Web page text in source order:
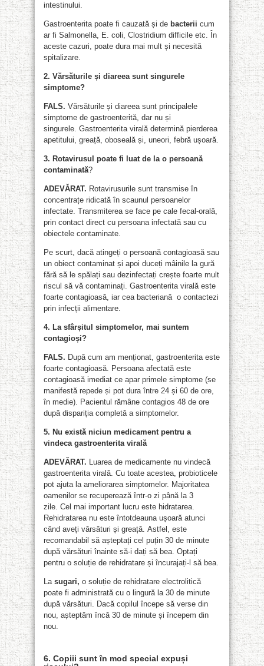
intestinului.
Gastroenterita poate fi cauzată și de bacterii cum
ar fi Salmonella, E. coli, Clostridium difficile etc. În
aceste cazuri, poate dura mai mult și necesită
spitalizare.
2. Vărsăturile și diareea sunt singurele
simptome?
FALS. Vărsăturile și diareea sunt principalele
simptome de gastroenterită, dar nu și
singurele. Gastroenterita virală determină pierderea
apetitului, greață, oboseală și, uneori, febră ușoară.
3. Rotavirusul poate fi luat de la o persoană
contaminată?
ADEVĂRAT. Rotavirusurile sunt transmise în
concentrațe ridicată în scaunul persoanelor
infectate. Transmiterea se face pe cale fecal-orală,
prin contact direct cu persoana infectată sau cu
obiectele contaminate.
Pe scurt, dacă atingeți o persoană contagioasă sau
un obiect contaminat și apoi duceți mâinile la gură
fără să le spălați sau dezinfectați crește foarte mult
riscul să vă contaminați. Gastroenterita virală este
foarte contagioasă, iar cea bacteriană o contactezi
prin infecții alimentare.
4. La sfârșitul simptomelor, mai suntem
contagioși?
FALS. După cum am menționat, gastroenterita este
foarte contagioasă. Persoana afectată este
contagioasă imediat ce apar primele simptome (se
manifestă repede și pot dura între 24 și 60 de ore,
în medie). Pacientul rămâne contagios 48 de ore
după dispariția completă a simptomelor.
5. Nu există niciun medicament pentru a
vindeca gastroenterita virală
ADEVĂRAT. Luarea de medicamente nu vindecă
gastroenterita virală. Cu toate acestea, probioticele
pot ajuta la ameliorarea simptomelor. Majoritatea
oamenilor se recuperează într-o zi până la 3
zile. Cel mai important lucru este hidratarea.
Rehidratarea nu este întotdeauna ușoară atunci
când aveți vărsături și greață. Astfel, este
recomandabil să așteptați cel puțin 30 de minute
după vărsături înainte să-i dați să bea. Optați
pentru o soluție de rehidratare și încurajați-l să bea.
La sugari, o soluție de rehidratare electrolitică
poate fi administrată cu o lingură la 30 de minute
după vărsături. Dacă copilul începe să verse din
nou, așteptăm încă 30 de minute și începem din
nou.
6. Copiii sunt în mod special expuși